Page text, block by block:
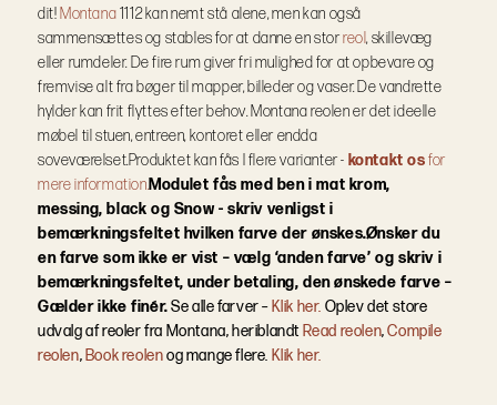
dit! Montana1112 kan nemt stå alene, men kan også
sammensættes og stables for at danne en storreol, skillevæg
eller rumdeler. De fire rum giver fri mulighed for at opbevare og
fremvise alt fra bøger til mapper, billeder og vaser. De vandrette
hylder kan frit flyttes efter behov. Montana reolen er det ideelle
møbel til stuen, entreen, kontoret eller endda
soveværelset.Produktet kan fås I flere varianter - kontakt osfor
mere information.Modulet fås med ben i mat krom,
messing, black og Snow - skriv venligst i
bemærkningsfeltet hvilken farve der ønskes.Ønsker du
en farve som ikke er vist – vælg ‘anden farve’ og skriv i
bemærkningsfeltet, under betaling, den ønskede farve –
Gælder ikke finér.Se alle farver – Klik her. Oplev det store
udvalg af reoler fra Montana, heriblandt Read reolen,Compile
reolen, Book reolenog mange flere. Klik her.